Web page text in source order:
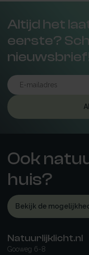
Altijd het
eerste?
Ook
huis?
Bekijk de
Natuurlijklicht.nl
Gooweg 6-8